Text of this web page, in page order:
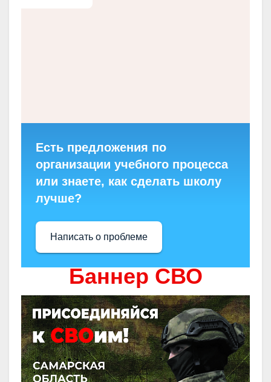
Есть предложения по
организации учебного процесса
или знаете, как сделать школу
лучше?
Написать о проблеме
Баннер СВО